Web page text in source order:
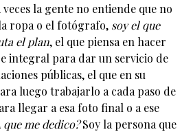
la gente no entiende que no
ropa o el fotógrafo, soy el que
el plan, el que piensa en hacer
integral para dar un servicio de
públicas, el que en su
luego trabajarlo a cada paso de
llegar a esa foto final o a ese
que me dedico?Soy la persona que